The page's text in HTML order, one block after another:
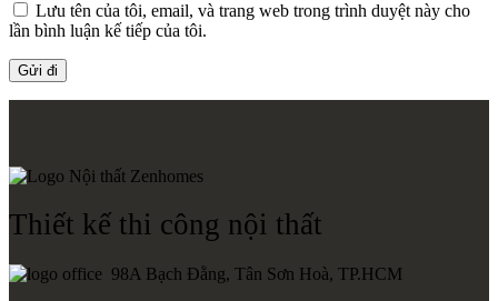
Lưu tên của tôi, email, và trang web trong trình duyệt này cho
lần bình luận kế tiếp của tôi.
Thiết kế thi công nội thất
98A Bạch Đằng, Tân Sơn Hoà, TP.HCM